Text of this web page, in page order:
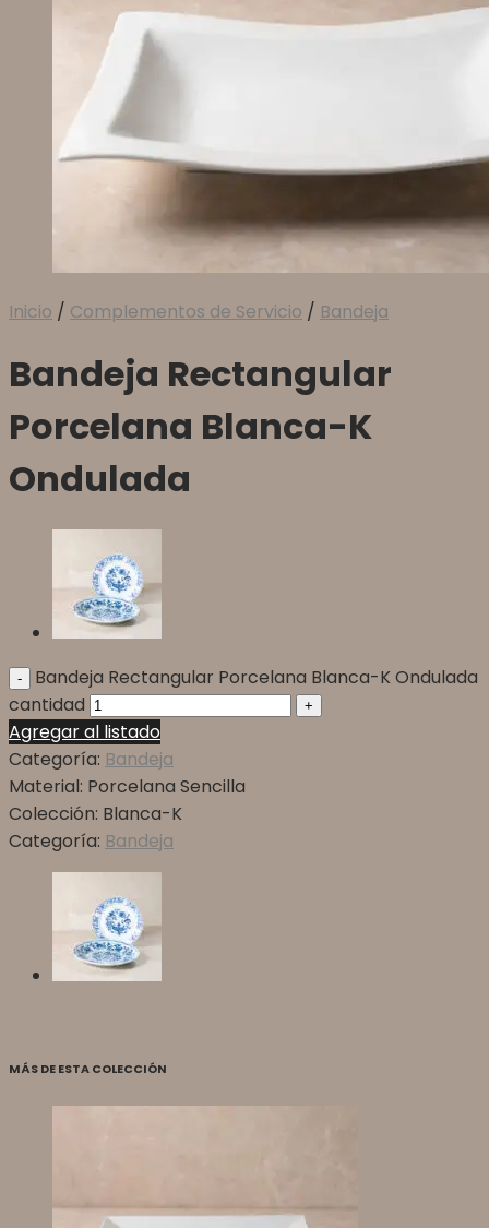
Inicio / Complementos de Servicio / Bandeja
Bandeja Rectangular
Porcelana Blanca-K
Ondulada
Bandeja Rectangular Porcelana Blanca-K Ondulada
cantidad
Agregar al listado
Categoría: Bandeja
Material: Porcelana Sencilla
Colección: Blanca-K
Categoría: Bandeja
MÁS DE ESTA COLECCIÓN